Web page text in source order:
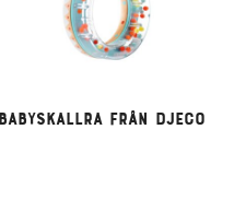
Babyskallra från Djeco